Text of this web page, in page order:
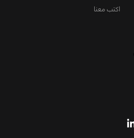
اكتب معنا